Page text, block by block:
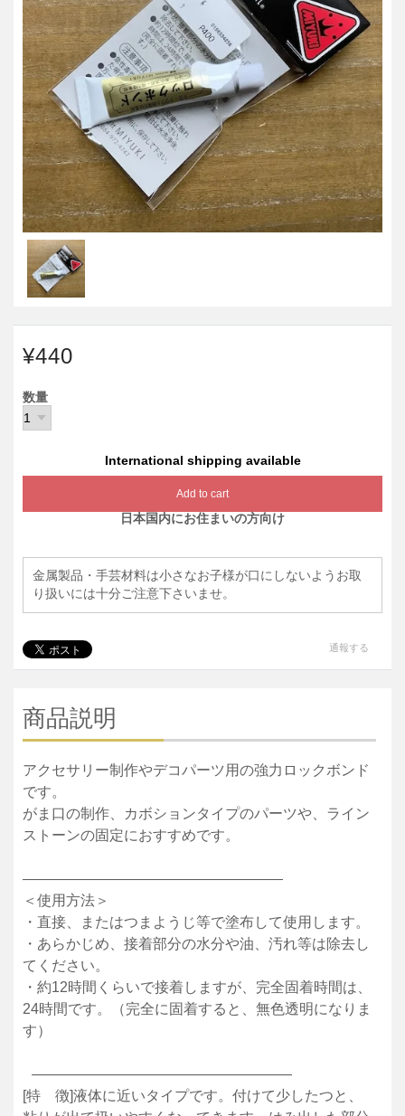
¥440
数量
International shipping available
Add to cart
日本国内にお住まいの方向け
金属製品・手芸材料は小さなお子様が口にしないようお取
り扱いには十分ご注意下さいませ。
通報する
商品説明
アクセサリー制作やデコパーツ用の強力ロックボンド
です。
がま口の制作、カボションタイプのパーツや、ライン
ストーンの固定におすすめです。
——————————————————
＜使用方法＞
・直接、またはつまようじ等で塗布して使用します。
・あらかじめ、接着部分の水分や油、汚れ等は除去し
てください。
・約12時間くらいで接着しますが、完全固着時間は、
24時間です。（完全に固着すると、無色透明になりま
す）
——————————————————
[特 徴]液体に近いタイプです。付けて少したつと、